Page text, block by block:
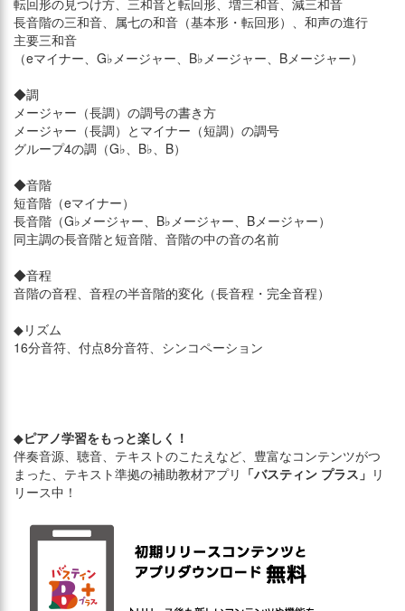
転回形の見つけ方、三和音と転回形、増三和音、減三和音
長音階の三和音、属七の和音（基本形・転回形）、和声の進行
主要三和音
（eマイナー、G♭メージャー、B♭メージャー、Bメージャー）
◆調
メージャー（長調）の調号の書き方
メージャー（長調）とマイナー（短調）の調号
グループ4の調（G♭、B♭、B）
◆音階
短音階（eマイナー）
長音階（G♭メージャー、B♭メージャー、Bメージャー）
同主調の長音階と短音階、音階の中の音の名前
◆音程
音階の音程、音程の半音階的変化（長音程・完全音程）
◆リズム
16分音符、付点8分音符、シンコペーション
◆ピアノ学習をもっと楽しく！
伴奏音源、聴音、テキストのこたえなど、豊富なコンテンツがつ
まった、テキスト準拠の補助教材アプリ 「バスティン プラス」 リ
リース中！